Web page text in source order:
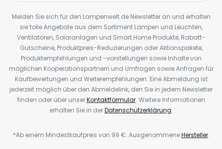
Melden Sie sich für den Lampenwelt.de Newsletter an und erhalten
sie tolle Angebote aus dem Sortiment Lampen und Leuchten,
Ventilatoren, Solaranlagen und Smart Home Produkte, Rabatt-
Gutscheine, Produktpreis-Reduzierungen oder Aktionspakete,
Produktempfehlungen und -vorstellungen sowie Inhalte von
möglichen Kooperationspartnern und Umfragen sowie Anfragen für
Kaufbewertungen und Weiterempfehlungen. Eine Abmeldung ist
jederzeit möglich über den Abmeldelink, den Sie in jedem Newsletter
finden oder über unserKontaktformular. Weitere Informationen
erhalten Sie in derDatenschutzerklärung.
*Ab einem Mindestkaufpreis von 99 €. AusgenommeneHersteller.